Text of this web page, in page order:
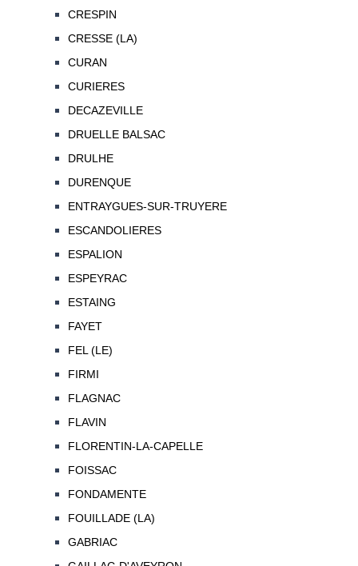
CRESPIN
CRESSE (LA)
CURAN
CURIERES
DECAZEVILLE
DRUELLE BALSAC
DRULHE
DURENQUE
ENTRAYGUES-SUR-TRUYERE
ESCANDOLIERES
ESPALION
ESPEYRAC
ESTAING
FAYET
FEL (LE)
FIRMI
FLAGNAC
FLAVIN
FLORENTIN-LA-CAPELLE
FOISSAC
FONDAMENTE
FOUILLADE (LA)
GABRIAC